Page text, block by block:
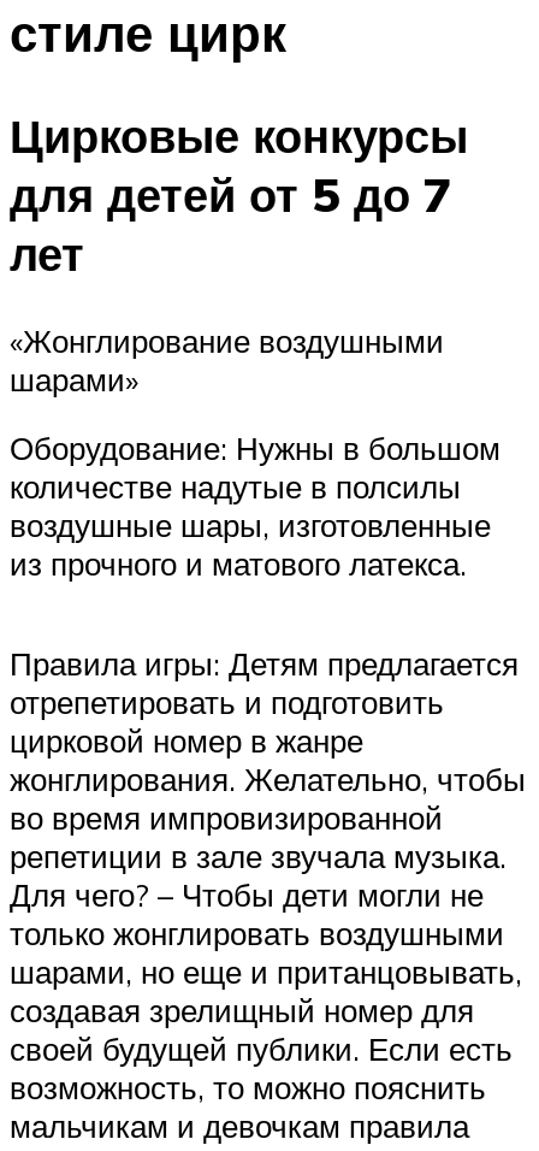
Меню
стиле цирк
Цирковые конкурсы
для детей от 5 до 7
лет
«Жонглирование воздушными
шарами»
Оборудование: Нужны в большом
количестве надутые в полсилы
воздушные шары, изготовленные
из прочного и матового латекса.
Правила игры: Детям предлагается
отрепетировать и подготовить
цирковой номер в жанре
жонглирования. Желательно, чтобы
во время импровизированной
репетиции в зале звучала музыка.
Для чего? – Чтобы дети могли не
только жонглировать воздушными
шарами, но еще и пританцовывать,
создавая зрелищный номер для
своей будущей публики. Если есть
возможность, то можно пояснить
мальчикам и девочкам правила